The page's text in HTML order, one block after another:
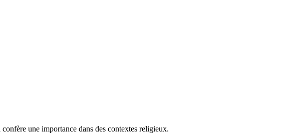
une importance dans des contextes religieux.